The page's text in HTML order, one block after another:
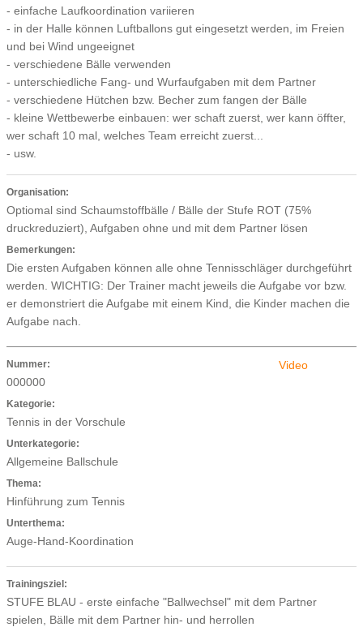
- einfache Laufkoordination variieren
- in der Halle können Luftballons gut eingesetzt werden, im Freien
und bei Wind ungeeignet
- verschiedene Bälle verwenden
- unterschiedliche Fang- und Wurfaufgaben mit dem Partner
- verschiedene Hütchen bzw. Becher zum fangen der Bälle
- kleine Wettbewerbe einbauen: wer schaft zuerst, wer kann öffter,
wer schaft 10 mal, welches Team erreicht zuerst...
- usw.
Organisation:
Optiomal sind Schaumstoffbälle / Bälle der Stufe ROT (75%
druckreduziert), Aufgaben ohne und mit dem Partner lösen
Bemerkungen:
Die ersten Aufgaben können alle ohne Tennisschläger durchgeführt
werden. WICHTIG: Der Trainer macht jeweils die Aufgabe vor bzw.
er demonstriert die Aufgabe mit einem Kind, die Kinder machen die
Aufgabe nach.
Nummer:
000000
Kategorie:
Tennis in der Vorschule
Unterkategorie:
Allgemeine Ballschule
Thema:
Hinführung zum Tennis
Unterthema:
Auge-Hand-Koordination
Video
Trainingsziel:
STUFE BLAU - erste einfache "Ballwechsel" mit dem Partner
spielen, Bälle mit dem Partner hin- und herrollen